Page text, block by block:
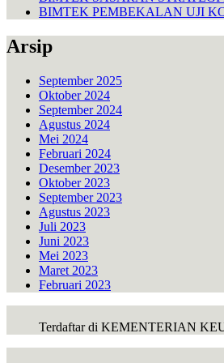
BIMTEK PEMBEKALAN UJI
Arsip
September 2025
Oktober 2024
September 2024
Agustus 2024
Mei 2024
Februari 2024
Desember 2023
Oktober 2023
September 2023
Agustus 2023
Juli 2023
Juni 2023
Mei 2023
Maret 2023
Februari 2023
Terdaftar di KEMENTERIAN